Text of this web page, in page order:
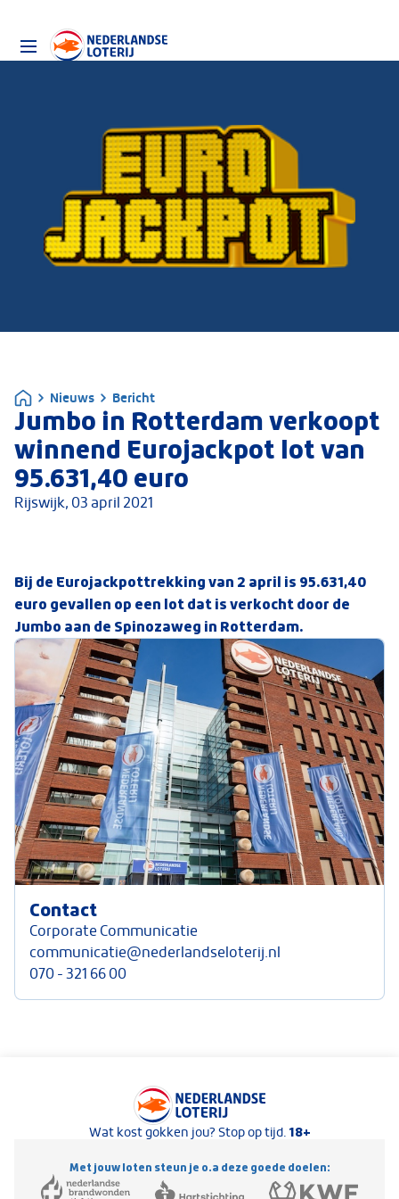
Nieuws Bericht
Jumbo in Rotterdam verkoopt
winnend Eurojackpot lot van
95.631,40 euro
Rijswijk, 03 april 2021
Bij de Eurojackpottrekking van 2 april is 95.631,40
euro gevallen op een lot dat is verkocht door de
Jumbo aan de Spinozaweg in Rotterdam.
Contact
Corporate Communicatie
communicatie@nederlandseloterij.nl
070 - 321 66 00
Wat kost gokken jou? Stop op tijd.18+
Met jouw loten steun je o.a deze goede doelen:
Keurmerken van Nederlandse Loterij